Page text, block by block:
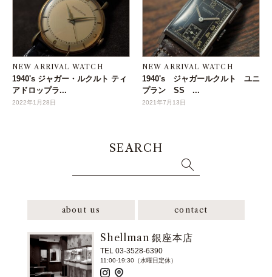
NEW ARRIVAL WATCH
1940's ジャガー・ルクルト ティ
アドロップラ...
2022年1月28日
NEW ARRIVAL WATCH
1940's ジャガールクルト ユニ
プラン SS ...
2021年7月13日
SEARCH
about us contact
Shellman 銀座本店
TEL 03-3528-6390
11:00-19:30（水曜日定休）